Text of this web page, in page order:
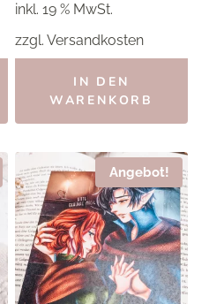
3,50 €2,80 €.
inkl. 19 % MwSt.
zzgl. Versandkosten
IN DEN
WARENKORB
Angebot!